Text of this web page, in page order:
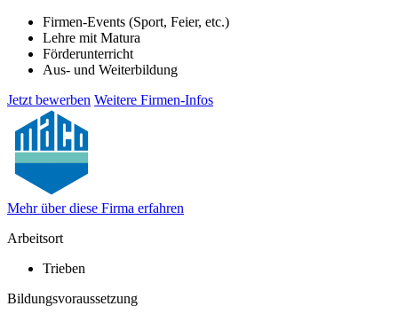
Firmen-Events (Sport, Feier, etc.)
Lehre mit Matura
Förderunterricht
Aus- und Weiterbildung
Jetzt bewerben Weitere Firmen-Infos
Mehr über diese Firma erfahren
Arbeitsort
Trieben
Bildungsvoraussetzung